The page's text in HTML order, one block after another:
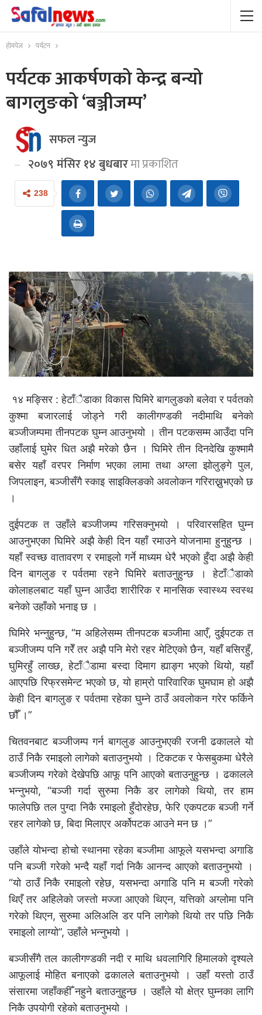
होमपेज पर्यटन
पर्यटक आकर्षणको केन्द्र बन्यो
बागलुङको ‘बञ्जीजम्प’
सफल न्युज
२०७९ मंसिर १४ बुधबारमा प्रकाशित
238
१४ मङ्सिर : हेटाँैडाका विकास घिमिरे बागलुङको बलेवा र पर्वतको
कुश्मा बजारलाई जोड्ने गरी कालीगण्डकी नदीमाथि बनेको
बञ्जीजम्पमा तीनपटक घुम्न आउनुभयो । तीन पटकसम्म आउँदा पनि
उहाँलाई घुमेर धित अझै मरेको छैन । घिमिरे तीन दिनदेखि कुश्मामै
बसेर यहाँ वरपर निर्माण भएका लामा तथा अग्ला झोलुङ्गे पुल,
जिपलाइन, बञ्जीसँगै स्काइ साइक्लिङको अवलोकन गरिराख्नुभएको छ
।
दुईपटक त उहाँले बञ्जीजम्प गरिसक्नुभयो । परिवारसहित घुम्न
आउनुभएका घिमिरे अझै केही दिन यहाँ रमाउने योजनामा हुनुहुन्छ ।
यहाँ स्वच्छ वातावरण र रमाइलो गर्ने माध्यम धेरै भएको हुँदा अझै केही
दिन बागलुङ र पर्वतमा रहने घिमिरे बताउनुहुन्छ । हेटाँैडाको
कोलाहलबाट यहाँ घुम्न आउँदा शारीरिक र मानसिक स्वास्थ्य स्वस्थ
बनेको उहाँको भनाइ छ ।
घिमिरे भन्नुहुन्छ, “म अहिलेसम्म तीनपटक बञ्जीमा आएँ, दुईपटक त
बञ्जीजम्प पनि गरेँ तर अझै पनि मेरो रहर मेटिएको छैन, यहाँ बसिरहुँ,
घुमिरहुँ लाख्छ, हेटाँैडामा बस्दा दिमाग ह्याङ्ग भएको थियो, यहाँ
आएपछि रिफ्रसमेन्ट भएको छ, यो हाम्रो पारिवारिक घुमघाम हो अझै
केही दिन बागलुङ र पर्वतमा रहेका घुम्ने ठाउँ अवलोकन गरेर फर्किने
छौँ ।”
चितवनबाट बञ्जीजम्प गर्न बागलुङ आउनुभएकी रजनी ढकालले यो
ठाउँ निकै रमाइलो लागेको बताउनुभयो । टिकटक र फेसबुकमा धेरैले
बञ्जीजम्प गरेको देखेपछि आफू पनि आएको बताउनुहुन्छ । ढकालले
भन्नुभयो, “बञ्जी गर्दा सुरुमा निकै डर लागेको थियो, तर हाम
फालेपछि तल पुग्दा निकै रमाइलो हुँदोरहेछ, फेरि एकपटक बञ्जी गर्ने
रहर लागेको छ, बिदा मिलाएर अर्कोपटक आउने मन छ ।”
उहाँले योभन्दा होचो स्थानमा रहेका बञ्जीमा आफूले यसभन्दा अगाडि
पनि बञ्जी गरेको भन्दै यहाँ गर्दा निकै आनन्द आएको बताउनुभयो ।
“यो ठाउँ निकै रमाइलो रहेछ, यसभन्दा अगाडि पनि म बञ्जी गरेको
थिएँ तर अहिलेको जस्तो मज्जा आएको थिएन, यत्तिको अग्लोमा पनि
गरेको थिएन, सुरुमा अलिअलि डर पनि लागेको थियो तर पछि निकै
रमाइलो लाग्यो”, उहाँले भन्नुभयो ।
बञ्जीसँगै तल कालीगण्डकी नदी र माथि धवलागिरि हिमालको दृश्यले
आफूलाई मोहित बनाएको ढकालले बताउनुभयो । उहाँ यस्तो ठाउँ
संसारमा जहाँकहीँ नहुने बताउनुहुन्छ । उहाँले यो क्षेत्र घुम्नका लागि
निकै उपयोगी रहेको बताउनुभयो ।